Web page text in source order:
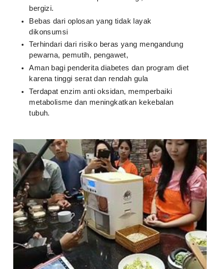
bergizi.
Bebas dari oplosan yang tidak layak
dikonsumsi
Terhindari dari risiko beras yang mengandung
pewarna, pemutih, pengawet,
Aman bagi penderita diabetes dan program diet
karena tinggi serat dan rendah gula
Terdapat enzim anti oksidan, memperbaiki
metabolisme dan meningkatkan kekebalan
tubuh.